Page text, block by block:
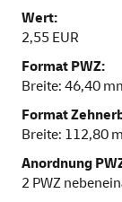
Wert:
2,55 EUR
Format PWZ:
Breite: 46,40
Format
Breite: 112,80
Anordnung
2 PWZ